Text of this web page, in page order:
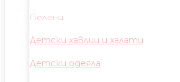
Пелени
Детски хавлии и халати
Детски одеяла